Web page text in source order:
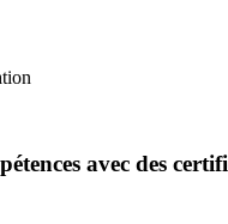
avec des